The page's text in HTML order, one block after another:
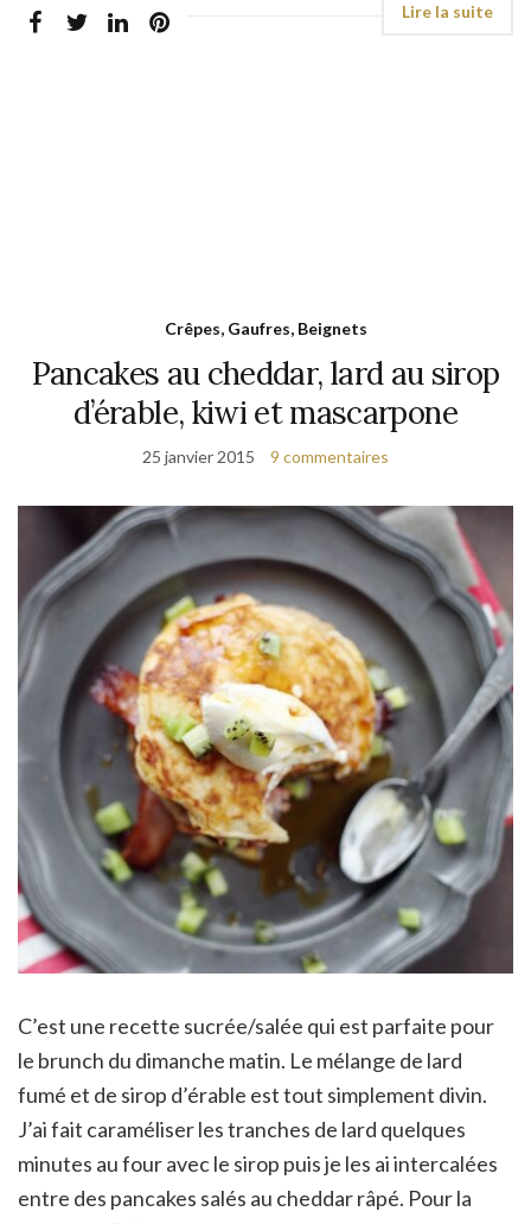
Crêpes, Gaufres, Beignets
Pancakes au cheddar, lard au sirop
d’érable, kiwi et mascarpone
25 janvier 2015 9 commentaires
C’est une recette sucrée/salée qui est parfaite pour
le brunch du dimanche matin. Le mélange de lard
fumé et de sirop d’érable est tout simplement divin.
J’ai fait caraméliser les tranches de lard quelques
minutes au four avec le sirop puis je les ai intercalées
entre des pancakes salés au cheddar râpé. Pour la